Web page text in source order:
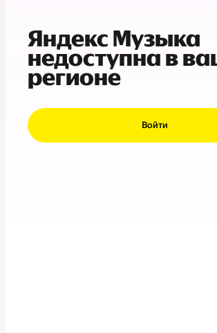
Яндекс Музыка
недоступна в
регионе
Войти